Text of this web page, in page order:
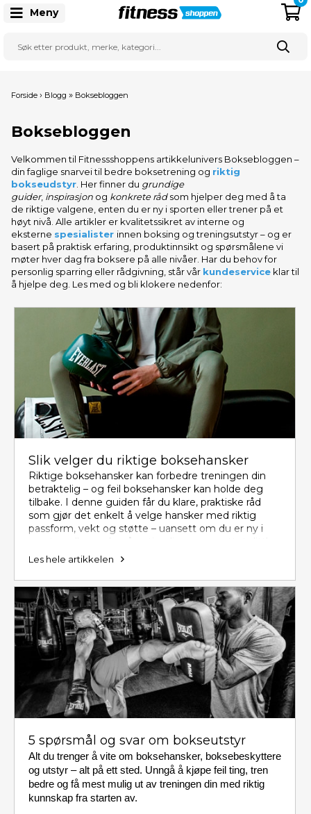
Meny
Forside› Blogg » Boksebloggen
Boksebloggen
Velkommen til Fitnessshoppens artikkelunivers Boksebloggen –
din faglige snarvei til bedre boksetrening og riktig
bokseudstyr. Her finner du grundige
guider, inspirasjonog konkrete rådsom hjelper deg med å ta
de riktige valgene, enten du er ny i sporten eller trener på et
høyt nivå. Alle artikler er kvalitetssikret av interne og
eksterne spesialister innen boksing og treningsutstyr – og er
basert på praktisk erfaring, produktinnsikt og spørsmålene vi
møter hver dag fra boksere på alle nivåer. Har du behov for
personlig sparring eller rådgivning, står vår kundeserviceklar til
å hjelpe deg. Les med og bli klokere nedenfor:
Slik velger du riktige boksehansker
Riktige boksehansker kan forbedre treningen din
betraktelig – og feil boksehansker kan holde deg
tilbake. I denne guiden får du klare, praktiske råd
som gjør det enkelt å velge hansker med riktig
passform, vekt og støtte – uansett om du er ny i
sporten eller ønsker å optimalisere oppsettet ditt!
Les hele artikkelen
5 spørsmål og svar om bokseutstyr
Alt du trenger å vite om boksehansker, boksebeskyttere
og utstyr – alt på ett sted. Unngå å kjøpe feil ting, tren
bedre og få mest mulig ut av treningen din med riktig
kunnskap fra starten av.